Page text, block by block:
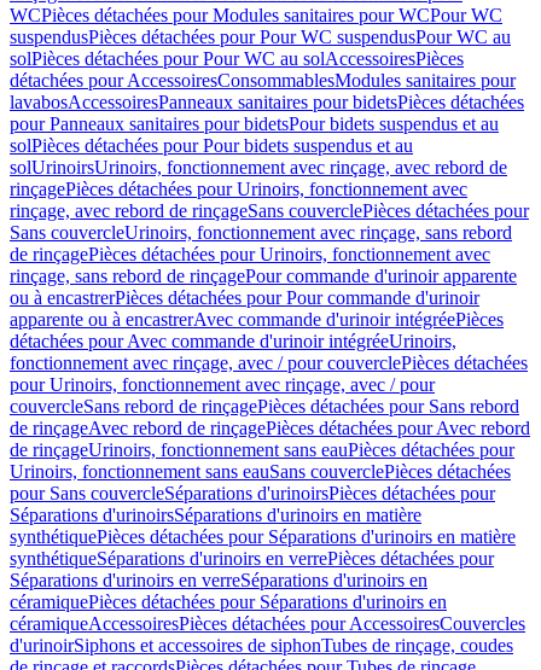
WCPièces détachées pour Modules sanitaires pour WCPour WC
suspendusPièces détachées pour Pour WC suspendusPour WC au
solPièces détachées pour Pour WC au solAccessoiresPièces
détachées pour AccessoiresConsommablesModules sanitaires pour
lavabosAccessoiresPanneaux sanitaires pour bidetsPièces détachées
pour Panneaux sanitaires pour bidetsPour bidets suspendus et au
solPièces détachées pour Pour bidets suspendus et au
solUrinoirsUrinoirs, fonctionnement avec rinçage, avec rebord de
rinçagePièces détachées pour Urinoirs, fonctionnement avec
rinçage, avec rebord de rinçageSans couverclePièces détachées pour
Sans couvercleUrinoirs, fonctionnement avec rinçage, sans rebord
de rinçagePièces détachées pour Urinoirs, fonctionnement avec
rinçage, sans rebord de rinçagePour commande d'urinoir apparente
ou à encastrerPièces détachées pour Pour commande d'urinoir
apparente ou à encastrerAvec commande d'urinoir intégréePièces
détachées pour Avec commande d'urinoir intégréeUrinoirs,
fonctionnement avec rinçage, avec / pour couverclePièces détachées
pour Urinoirs, fonctionnement avec rinçage, avec / pour
couvercleSans rebord de rinçagePièces détachées pour Sans rebord
de rinçageAvec rebord de rinçagePièces détachées pour Avec rebord
de rinçageUrinoirs, fonctionnement sans eauPièces détachées pour
Urinoirs, fonctionnement sans eauSans couverclePièces détachées
pour Sans couvercleSéparations d'urinoirsPièces détachées pour
Séparations d'urinoirsSéparations d'urinoirs en matière
synthétiquePièces détachées pour Séparations d'urinoirs en matière
synthétiqueSéparations d'urinoirs en verrePièces détachées pour
Séparations d'urinoirs en verreSéparations d'urinoirs en
céramiquePièces détachées pour Séparations d'urinoirs en
céramiqueAccessoiresPièces détachées pour AccessoiresCouvercles
d'urinoirSiphons et accessoires de siphonTubes de rinçage, coudes